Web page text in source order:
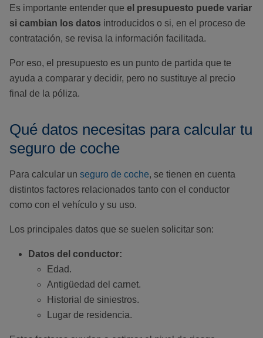
Es importante entender que el presupuesto puede variar
si cambian los datos introducidos o si, en el proceso de
contratación, se revisa la información facilitada.
Por eso, el presupuesto es un punto de partida que te
ayuda a comparar y decidir, pero no sustituye al precio
final de la póliza.
Qué datos necesitas para calcular tu
seguro de coche
Para calcular un seguro de coche, se tienen en cuenta
distintos factores relacionados tanto con el conductor
como con el vehículo y su uso.
Los principales datos que se suelen solicitar son:
Datos del conductor:
Edad.
Antigüedad del carnet.
Historial de siniestros.
Lugar de residencia.